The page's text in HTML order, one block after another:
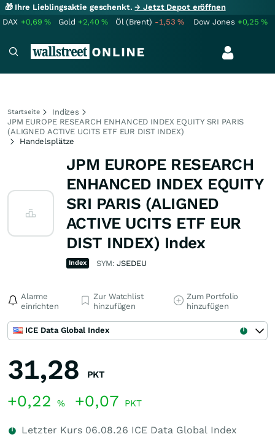
🎁 Ihre Lieblingsaktie geschenkt.→ Jetzt Depot eröffnen
DAX +0,69% Gold +2,40% Öl (Brent) -1,53% Dow Jones +0,25%
Startseite
Indizes
JPM EUROPE RESEARCH ENHANCED INDEX EQUITY SRI PARIS
(ALIGNED ACTIVE UCITS ETF EUR DIST INDEX)
Handelsplätze
JPM EUROPE RESEARCH
ENHANCED INDEX EQUITY
SRI PARIS (ALIGNED
ACTIVE UCITS ETF EUR
DIST INDEX) Index
Index SYM:JSEDEU
Alarme
einrichten
Zur Watchlist
hinzufügen
Zum Portfolio
hinzufügen
ICE Data Global Index
31,28 PKT
+0,22 % +0,07 PKT
Letzter Kurs 06.08.26 ICE Data Global Index